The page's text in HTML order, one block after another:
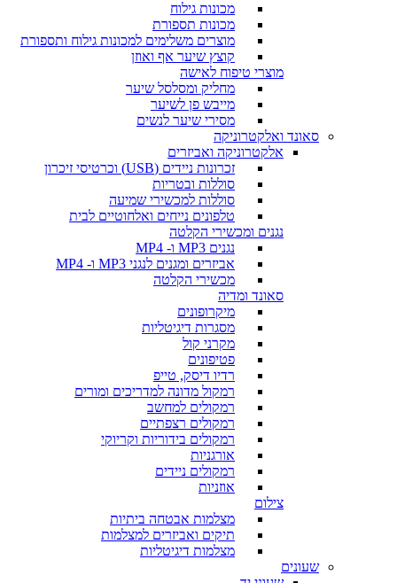
מכונות גילוח
מכונות תספורת
מוצרים משלימים למכונות גילוח ותספורת
קוצץ שיער אף ואוזן
מוצרי טיפוח לאישה
מחליק ומסלסל שיער
מייבש פן לשיער
מסירי שיער לנשים
סאונד ואלקטרוניקה
אלקטרוניקה ואביזרים
זכרונות ניידים (USB) וכרטיסי זיכרון
סוללות ובטריות
סוללות למכשירי שמיעה
טלפונים נייחים ואלחוטיים לבית
נגנים ומכשירי הקלטה
נגנים MP3 ו- MP4
אביזרים ומגנים לנגני MP3 ו- MP4
מכשירי הקלטה
סאונד ומדיה
מיקרופונים
מסגרות דיגיטליות
מקרני קול
פטיפונים
רדיו דיסק, טייפ
רמקול מדונה למדריכים ומורים
רמקולים למחשב
רמקולים רצפתיים
רמקולים בידוריות וקריוקי
אורגניות
רמקולים ניידים
אוזניות
צילום
מצלמות אבטחה ביתיות
תיקים ואביזרים למצלמות
מצלמות דיגיטליות
שעונים